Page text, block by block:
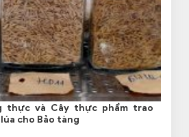
thực và Cây thực phẩm trao
cho Bảo tàng